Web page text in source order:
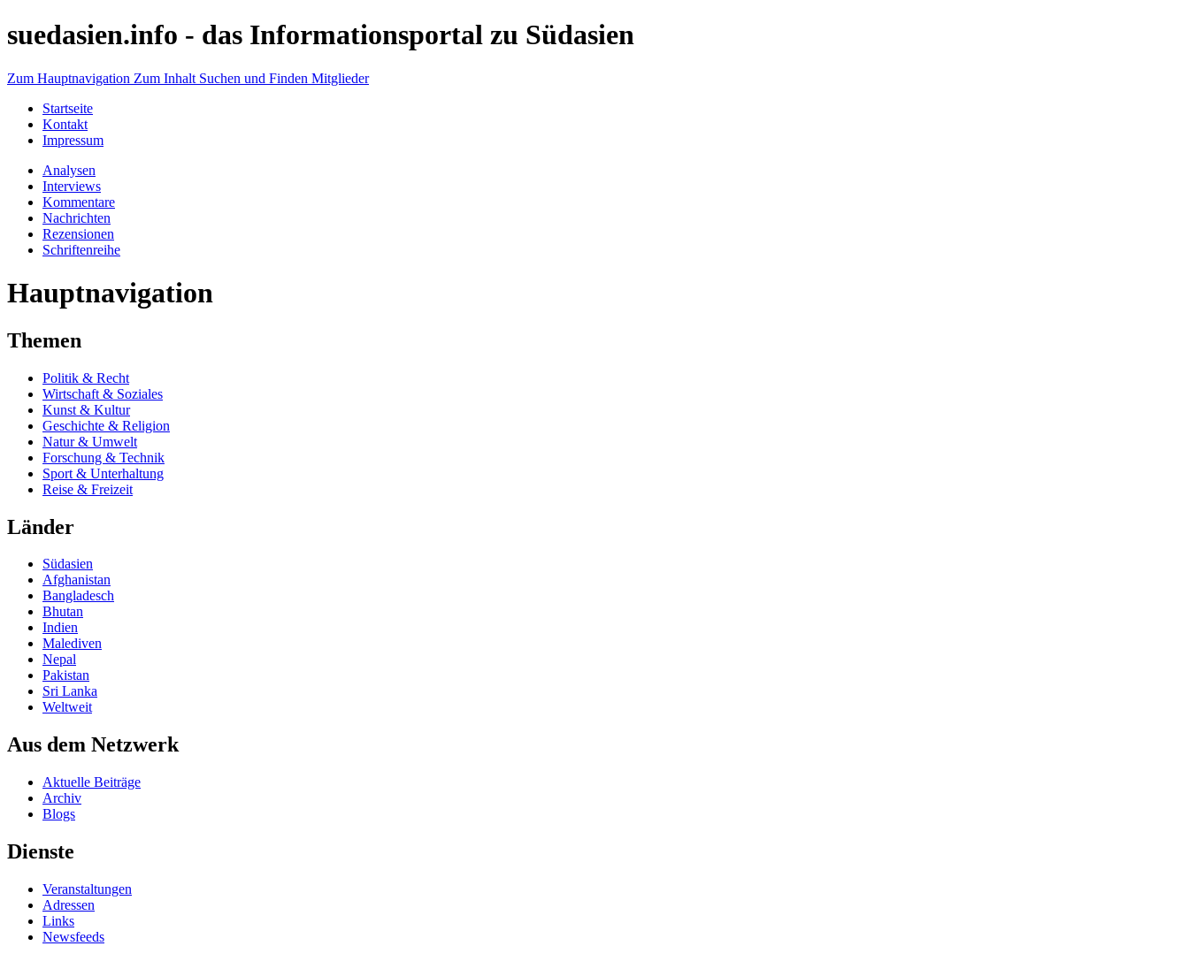
suedasien.info - das Informationsportal zu Südasien
Zum Hauptnavigation Zum Inhalt Suchen und Finden Mitglieder
Startseite
Kontakt
Impressum
Analysen
Interviews
Kommentare
Nachrichten
Rezensionen
Schriftenreihe
Hauptnavigation
Themen
Politik & Recht
Wirtschaft & Soziales
Kunst & Kultur
Geschichte & Religion
Natur & Umwelt
Forschung & Technik
Sport & Unterhaltung
Reise & Freizeit
Länder
Südasien
Afghanistan
Bangladesch
Bhutan
Indien
Malediven
Nepal
Pakistan
Sri Lanka
Weltweit
Aus dem Netzwerk
Aktuelle Beiträge
Archiv
Blogs
Dienste
Veranstaltungen
Adressen
Links
Newsfeeds